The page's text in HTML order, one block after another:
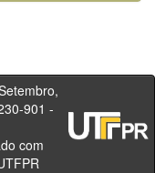
901 -
com